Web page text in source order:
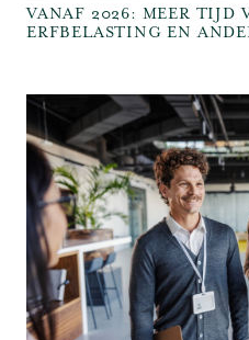
VANAF 2026: MEER TIJD
ERFBELASTING EN